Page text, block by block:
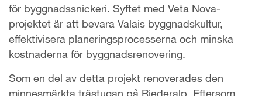
för byggnadssnickeri. Syftet med Veta Nova-
projektet är att bevara Valais byggnadskultur,
effektivisera planeringsprocesserna och minska
kostnaderna för byggnadsrenovering.
Som en del av detta projekt renoverades den
minnesmärkta trästugan på Riederalp. Eftersom